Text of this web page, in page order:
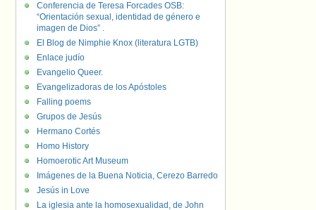
Conferencia de Teresa Forcades OSB:
“Orientación sexual, identidad de género e
imagen de Dios” .
El Blog de Nimphie Knox (literatura LGTB)
Enlace judío
Evangelio Queer.
Evangelizadoras de los Apóstoles
Falling poems
Grupos de Jesús
Hermano Cortés
Homo History
Homoerotic Art Museum
Imágenes de la Buena Noticia, Cerezo Barredo
Jesús in Love
La iglesia ante la homosexualidad, de John